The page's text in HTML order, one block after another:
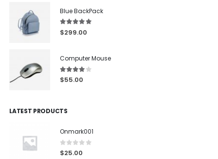
Blue BackPack
5.00out of 5
$299.00
Computer Mouse
4.00out of 5
$55.00
LATEST PRODUCTS
Onmark001
0out of 5
$25.00